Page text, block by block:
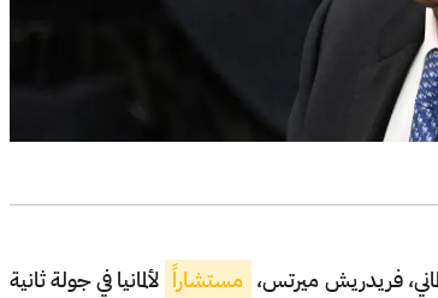
فريدريش ميرتس، مستشاراً لألمانيا في جولة ثانية